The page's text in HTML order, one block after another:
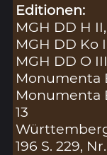
Editionen:
MGH DD H
MGH DD Ko
MGH DD O
Monumenta
Monumenta
13
196 S. 229,